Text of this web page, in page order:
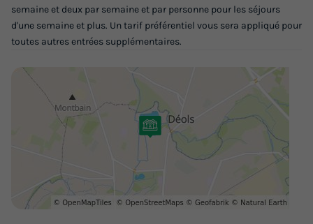
semaine et deux par semaine et par personne pour les séjours
d'une semaine et plus. Un tarif préférentiel vous sera appliqué pour
toutes autres entrées supplémentaires.